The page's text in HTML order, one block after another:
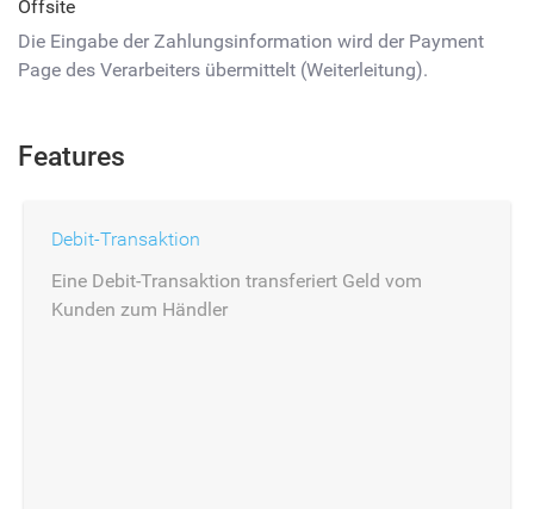
Offsite
Die Eingabe der Zahlungsinformation wird der Payment
Page des Verarbeiters übermittelt (Weiterleitung).
Features
Debit-Transaktion
Eine Debit-Transaktion transferiert Geld vom
Kunden zum Händler